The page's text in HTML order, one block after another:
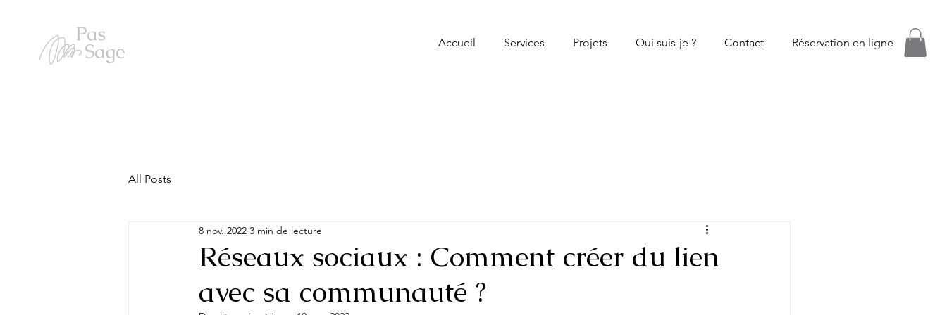
Accueil Services Projets Qui suis-je ? Contact Réservation en ligne
All Posts
Réseaux sociaux : Comment créer du lien
avec sa communauté ?
8 nov. 2022 3 min de lecture